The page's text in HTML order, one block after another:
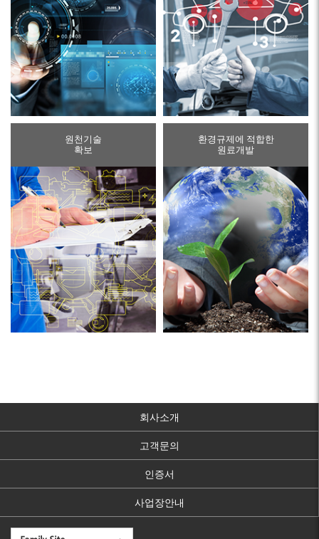
원천기술
확보
환경규제에 적합한
원료개발
회사소개
고객문의
인증서
사업장안내